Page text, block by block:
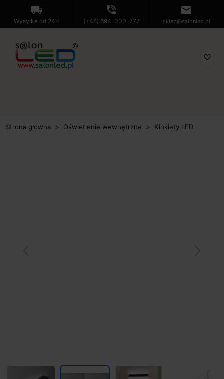
local_shipping
Wysyłka od 24H
phone_in_talk
(+48) 694-000-777
mail
sklep@salonled.pl
favorite_border
Strona główna Oświetlenie wewnętrzne Kinkiety LED